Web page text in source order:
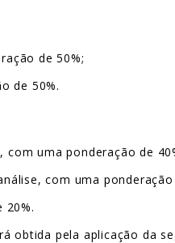
de 50%;
de 50%.
uma ponderação de
com uma ponderação
20%.
obtida pela aplicação da